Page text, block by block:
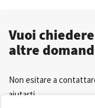
Vuoi
altre
Non esitare a
aiutarti.